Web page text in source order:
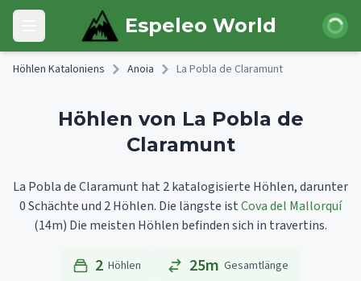
Skip to main content
Open main menu Espeleo World
Höhlen Kataloniens Anoia La Pobla de Claramunt
Höhlen von La Pobla de
Claramunt
La Pobla de Claramunt hat 2 katalogisierte Höhlen, darunter
0 Schächte und 2 Höhlen. Die längste istCova del Mallorquí
(14m) Die meisten Höhlen befinden sich in travertins.
2 Höhlen 25m Gesamtlänge